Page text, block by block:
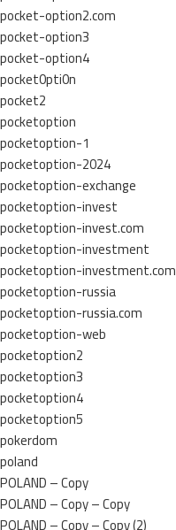
pocket-option2.com
pocket-option3
pocket-option4
pocket0pti0n
pocket2
pocketoption
pocketoption-1
pocketoption-2024
pocketoption-exchange
pocketoption-invest
pocketoption-invest.com
pocketoption-investment
pocketoption-investment.com
pocketoption-russia
pocketoption-russia.com
pocketoption-web
pocketoption2
pocketoption3
pocketoption4
pocketoption5
pokerdom
poland
POLAND – Copy
POLAND – Copy – Copy